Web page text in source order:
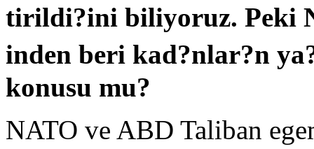
tirildi?ini biliyoruz. Peki
inden beri kad?nlar?n
konusu mu?
NATO ve ABD Taliban